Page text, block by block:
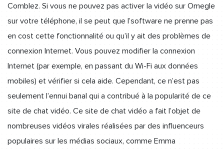
Comblez. Si vous ne pouvez pas activer la vidéo sur Omegle
sur votre téléphone, il se peut que l’software ne prenne pas
en cost cette fonctionnalité ou qu’il y ait des problèmes de
connexion Internet. Vous pouvez modifier la connexion
Internet (par exemple, en passant du Wi-Fi aux données
mobiles) et vérifier si cela aide. Cependant, ce n’est pas
seulement l’ennui banal qui a contribué à la popularité de ce
site de chat vidéo. Ce site de chat vidéo a fait l’objet de
nombreuses vidéos virales réalisées par des influenceurs
populaires sur les médias sociaux, comme Emma